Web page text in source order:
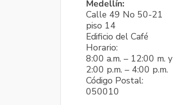
Medellín:
Calle 49 No 50-21
piso 14
Edificio del Café
Horario:
8:00 a.m. – 12:00 m. y
2:00 p.m. – 4:00 p.m.
Código Postal:
050010